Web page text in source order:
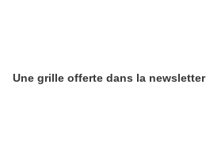
Une grille offerte dans la newsletter